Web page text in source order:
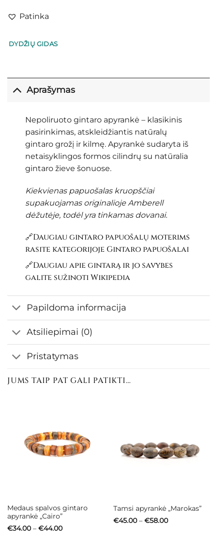
Patinka
DYDŽIŲ GIDAS
Aprašymas
Nepoliruoto gintaro apyrankė – klasikinis
pasirinkimas, atskleidžiantis natūralų
gintaro grožį ir kilmę. Apyrankė sudaryta iš
netaisyklingos formos cilindrų su natūralia
gintaro žieve šonuose.
Kiekvienas papuošalas kruopščiai
supakuojamas originalioje Amberell
dėžutėje, todėl yra tinkamas dovanai.
🔗Daugiau gintaro papuošalų moterims
rasite kategorijoje Gintaro papuošalai
🔗Daugiau apie gintarą ir jo savybes
galite sužinotiWikipedia
Papildoma informacija
Atsiliepimai (0)
Pristatymas
JUMS TAIP PAT GALI PATIKTI…
Medaus spalvos gintaro
apyrankė „Cairo”
€34.00 – €44.00Price
Tamsi apyrankė „Marokas”
€45.00 – €58.00Price